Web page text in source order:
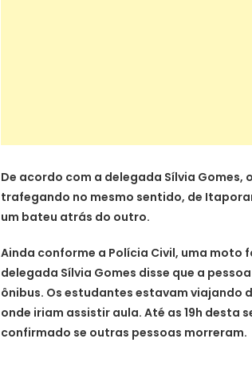
De acordo com a delegada Sílvia Gomes,
trafegando no mesmo sentido, de
um bateu atrás do outro.
Ainda conforme a Polícia Civil, uma moto
delegada Sílvia Gomes disse que a
ônibus. Os estudantes estavam viajando
onde iriam assistir aula. Até as 19h desta
confirmado se outras pessoas morreram.